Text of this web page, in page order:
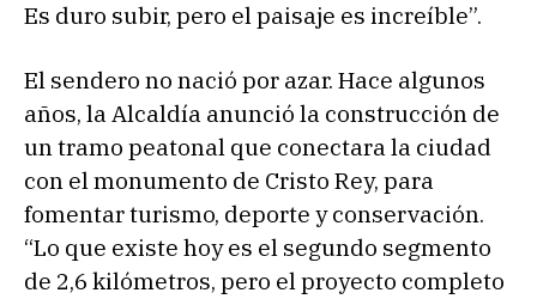
Es duro subir, pero el paisaje es increíble”.
El sendero no nació por azar. Hace algunos
años, la Alcaldía anunció la construcción de
un tramo peatonal que conectara la ciudad
con el monumento de Cristo Rey, para
fomentar turismo, deporte y conservación.
“Lo que existe hoy es el segundo segmento
de 2,6 kilómetros, pero el proyecto completo